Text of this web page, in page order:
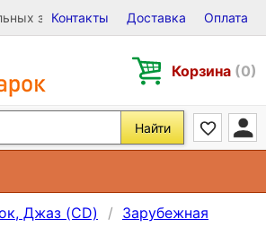
записей на Виниле, CD и DVD
Контакты Доставка Оплата
Корзина (0)
Найти
Джаз (CD)
Зарубежная